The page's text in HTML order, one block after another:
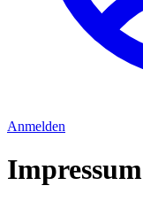
Anmelden
Impressum